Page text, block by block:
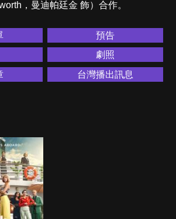
，曼迪帕廷金 飾）合作。
預告
劇照
台灣播出訊息